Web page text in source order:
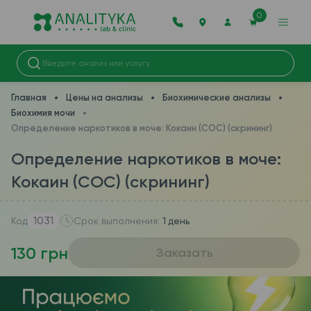
0
Главная Цены на анализы
Биохимические анализы
Биохимия мочи
Определение наркотиков в моче: Кокаин (COC) (скрининг)
Определение наркотиков в моче:
Кокаин (COC) (скрининг)
Код 1031 Срок выполнения: 1 день
130 грн Заказать